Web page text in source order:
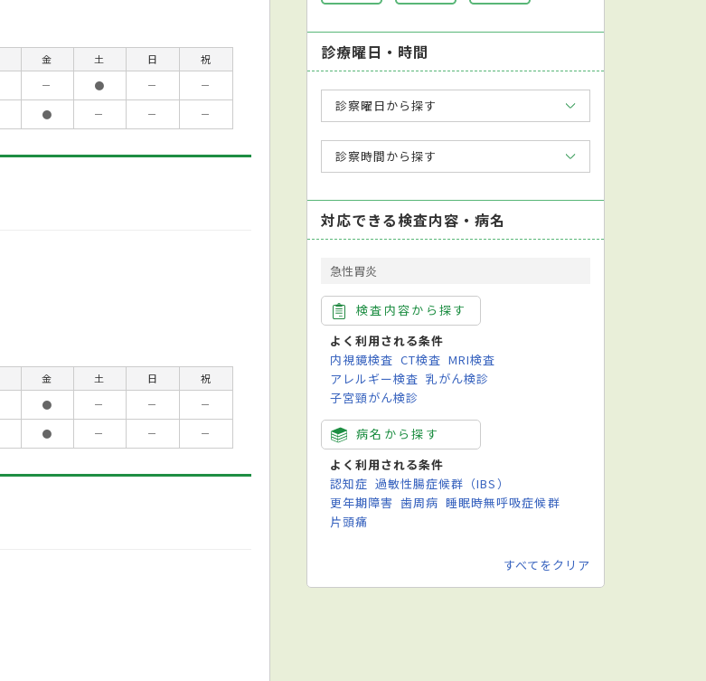
金 土 日
祝
－ ● －
－
● － － －
金 土 日
祝
● － －
－
● － － －
診療曜日・時間
診察曜日から探す
診察時間から探す
対応できる検査内容・病名
急性胃炎
検査内容から探す
よく利用される条件
内視鏡検査 CT検査 MRI検査
アレルギー検査 乳がん検診
子宮頸がん検診
病名から探す
よく利用される条件
認知症 過敏性腸症候群（IBS）
更年期障害 歯周病 睡眠時無呼吸症候群
片頭痛
すべてをクリア